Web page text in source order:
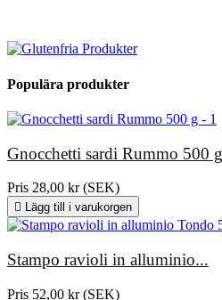
Populära produkter
Gnocchetti sardi Rummo 500 g
Pris 28,00 kr (SEK)
 Lägg till i varukorgen
Stampo ravioli in alluminio...
Pris 52,00 kr (SEK)